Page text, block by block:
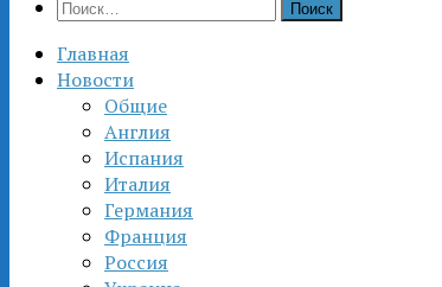
Найти:
Главная
Новости
Общие
Англия
Испания
Италия
Германия
Франция
Россия